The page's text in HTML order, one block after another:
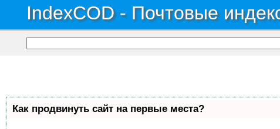
IndexCOD - Почтовые
Как продвинуть сайт на первые места?